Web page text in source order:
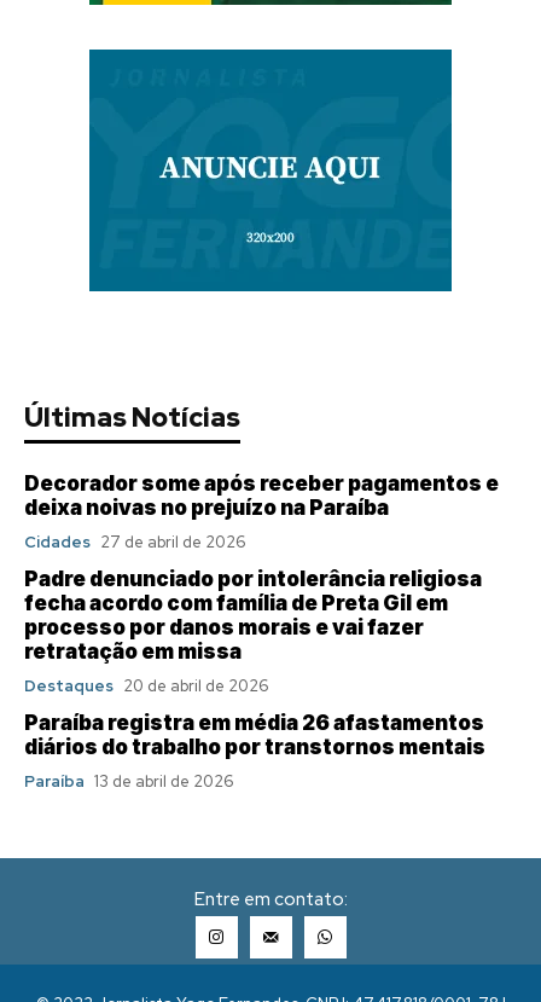
Últimas Notícias
Decorador some após receber pagamentos e
deixa noivas no prejuízo na Paraíba
Cidades 27 de abril de 2026
Padre denunciado por intolerância religiosa
fecha acordo com família de Preta Gil em
processo por danos morais e vai fazer
retratação em missa
Destaques 20 de abril de 2026
Paraíba registra em média 26 afastamentos
diários do trabalho por transtornos mentais
Paraíba 13 de abril de 2026
Entre em contato: